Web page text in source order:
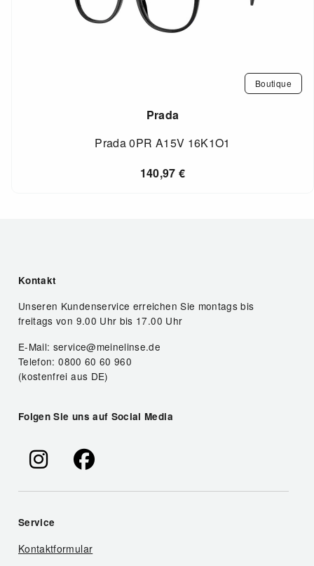
Boutique
Prada
Prada 0PR A15V 16K1O1
140,97€
Kontakt
Unseren Kundenservice erreichen Sie montags bis
freitags von 9.00 Uhr bis 17.00 Uhr
E-Mail: service@meinelinse.de
Telefon: 0800 60 60 960
(kostenfrei aus DE)
Folgen Sie uns auf Social Media
Service
Kontaktformular